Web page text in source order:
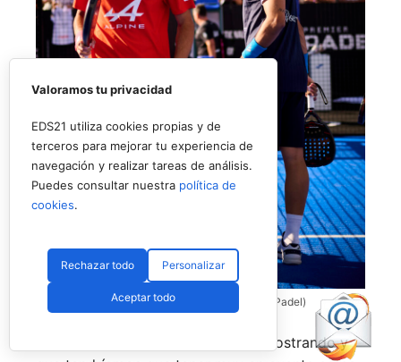
Coello y Galán, dos rivales fantásticos (Premier Padel)
Nombres propios que se han ido mostrando y
Valoramos tu privacidad
EDS21 utiliza cookies propias y de
terceros para mejorar tu experiencia de
navegación y realizar tareas de análisis.
Puedes consultar nuestra política de
cookies.
Rechazar todo Personalizar
Aceptar todo